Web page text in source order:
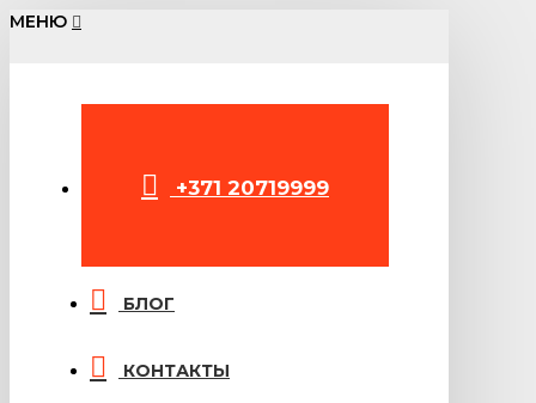
МЕНЮ
+371 20719999
БЛОГ
КОНТАКТЫ